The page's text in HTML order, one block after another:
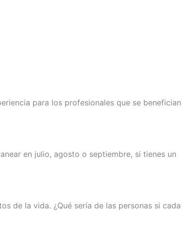
para los profesionales que se benefician
en julio, agosto o septiembre, si tienes un
de la vida. ¿Qué sería de las personas si cada